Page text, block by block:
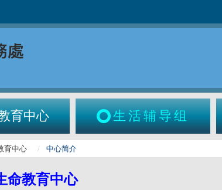
育中心 生活辅导组
育中心 中心简介
命教育中心